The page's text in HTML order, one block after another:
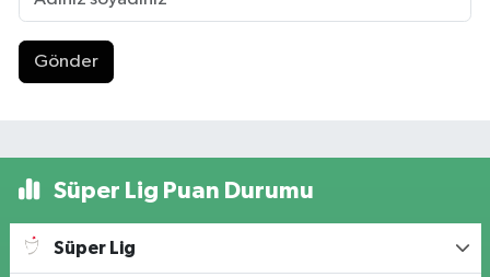
Gönder
Süper Lig Puan Durumu
Süper Lig